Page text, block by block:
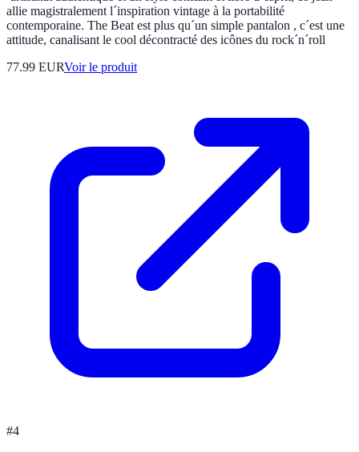
allie magistralement l´inspiration vintage à la portabilité
contemporaine. The Beat est plus qu´un simple pantalon , c´est une
attitude, canalisant le cool décontracté des icônes du rock´n´roll
77.99 EURVoir le produit
#4